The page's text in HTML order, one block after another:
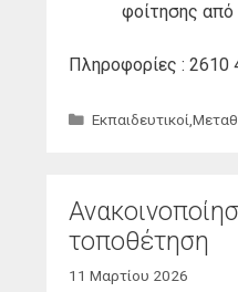
φοίτησης από
Πληροφορίες : 2610
Κατηγορίες
Εκπαιδευτικοί,
τοποθέτηση
11 Μαρτίου 2026